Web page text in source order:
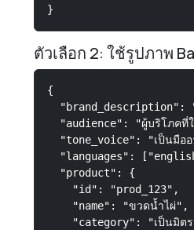
}
ตัวเลือก 2: ใช้รูปภาพ
{
"audience": "ผู้บริโภค
"tone_voice": "เป็นมื
"languages":
  "product": {
    "id": "prod_123",
    "name": "ขวดน้ำไผ่",
"category": "เป็นมิต